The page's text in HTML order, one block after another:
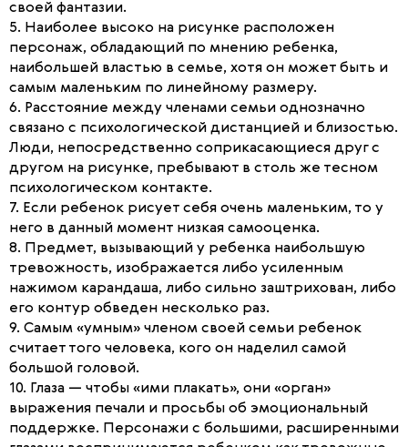
своей фантазии.
5. Наиболее высоко на рисунке расположен
персонаж, обладающий по мнению ребенка,
наибольшей властью в семье, хотя он может быть и
самым маленьким по линейному размеру.
6. Расстояние между членами семьи однозначно
связано с психологической дистанцией и близостью.
Люди, непосредственно соприкасающиеся друг с
другом на рисунке, пребывают в столь же тесном
психологическом контакте.
7. Если ребенок рисует себя очень маленьким, то у
него в данный момент низкая самооценка.
8. Предмет, вызывающий у ребенка наибольшую
тревожность, изображается либо усиленным
нажимом карандаша, либо сильно заштрихован, либо
его контур обведен несколько раз.
9. Самым «умным» членом своей семьи ребенок
считает того человека, кого он наделил самой
большой головой.
10. Глаза — чтобы «ими плакать», они «орган»
выражения печали и просьбы об эмоциональный
поддержке. Персонажи с большими, расширенными